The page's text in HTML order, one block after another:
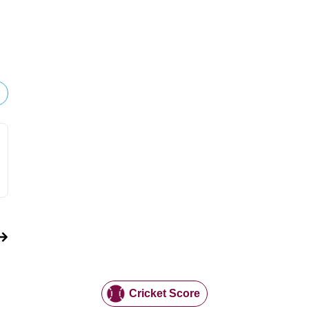
Cricket Score